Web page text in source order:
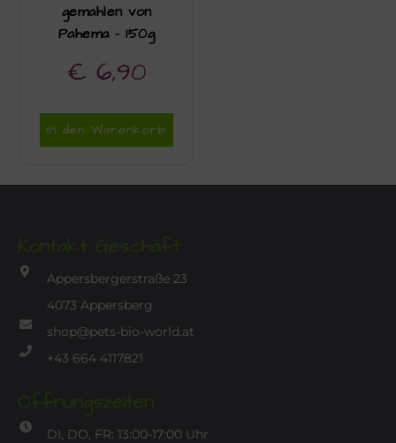
gemahlen von
Pahema – 150g
€ 6,90
In den Warenkorb
Kontakt Geschäft
Appersbergerstraße 23
4073 Appersberg
shop@pets-bio-world.at
+43 664 4117821
Öffnungszeiten
DI, DO, FR: 13:00-17:00 Uhr